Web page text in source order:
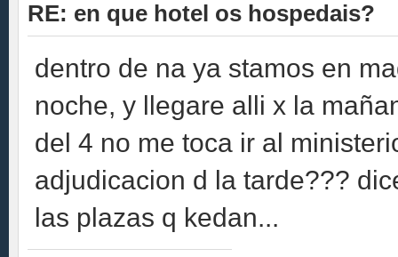
RE: en que hotel os hospedais?
dentro de na ya stamos en
noche, y llegare alli x la
del 4 no me toca ir al
adjudicacion d la tarde???
las plazas q kedan...